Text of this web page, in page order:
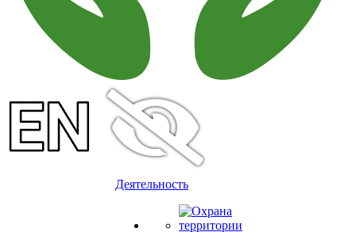
Деятельность